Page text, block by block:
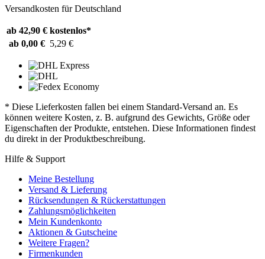
Versandkosten für Deutschland
ab 42,90 € kostenlos*
ab 0,00 € 5,29 €
* Diese Lieferkosten fallen bei einem Standard-Versand an. Es
können weitere Kosten, z. B. aufgrund des Gewichts, Größe oder
Eigenschaften der Produkte, entstehen. Diese Informationen findest
du direkt in der Produktbeschreibung.
Hilfe & Support
Meine Bestellung
Versand & Lieferung
Rücksendungen & Rückerstattungen
Zahlungsmöglichkeiten
Mein Kundenkonto
Aktionen & Gutscheine
Weitere Fragen?
Firmenkunden